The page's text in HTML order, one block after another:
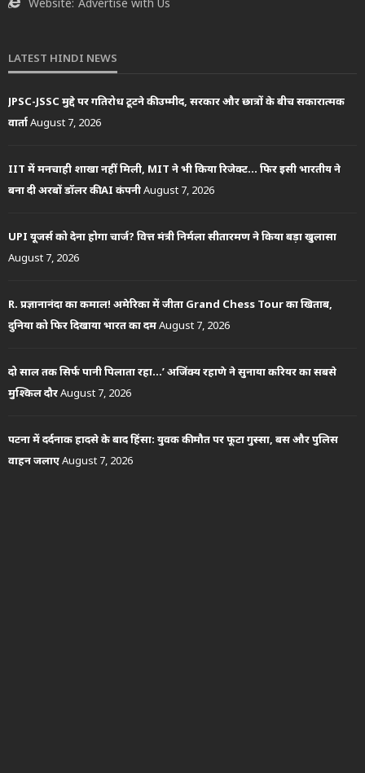
LATEST HINDI NEWS
JPSC-JSSC मुद्दे पर गतिरोध टूटने की उम्मीद, सरकार और छात्रों के बीच सकारात्मक
वार्ताAugust 7, 2026
IIT में मनचाही शाखा नहीं मिली, MIT ने भी किया रिजेक्ट… फिर इसी भारतीय ने
बना दी अरबों डॉलर की AI कंपनीAugust 7, 2026
UPI यूजर्स को देना होगा चार्ज? वित्त मंत्री निर्मला सीतारमण ने किया बड़ा खुलासा
August 7, 2026
R. प्रज्ञानानंदा का कमाल! अमेरिका में जीता Grand Chess Tour का खिताब,
दुनिया को फिर दिखाया भारत का दमAugust 7, 2026
दो साल तक सिर्फ पानी पिलाता रहा…’ अजिंक्य रहाणे ने सुनाया करियर का सबसे
मुश्किल दौरAugust 7, 2026
पटना में दर्दनाक हादसे के बाद हिंसा: युवक की मौत पर फूटा गुस्सा, बस और पुलिस
वाहन जलाएAugust 7, 2026